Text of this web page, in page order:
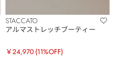
STACCATO
アルマストレッチブーティー
￥24,970 (11%OFF)